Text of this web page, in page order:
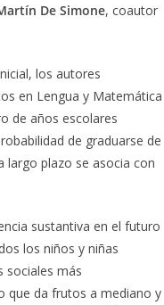
De Simone, coautor
los autores
en Lengua y Matemática
de años escolares
de graduarse de
largo plazo se asocia con
sustantiva en el futuro
los niños y niñas
sociales más
que da frutos a mediano y